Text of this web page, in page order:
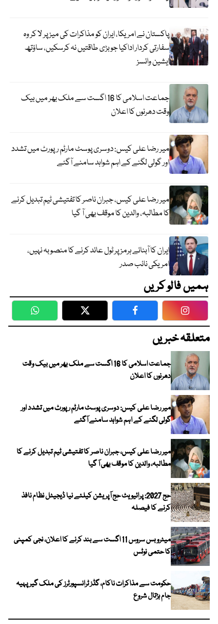
پاکستان نے امریکا، ایران کو مذاکرات کی میز پر لا کر وہ
سفارتی کردار اداکیا جو بڑی طاقتیں نہ کرسکیں، ساؤتھ
ایشین وائسز
جماعت اسلامی کا 16 اگست سے ملک بھر میں بیک
وقت دھرنوں کا اعلان
میر رضا علی کیس: دوسری پوسٹ مارٹم رپورٹ میں تشدد
اور گولی لگنے کے اہم شواہد سامنے آگئے
میر رضا علی کیس، جبران ناصر کا تفتیشی ٹیم تبدیل کرنے
کا مطالبہ، والدین کا موقف بھی آ گیا
ایران کا آبنائے ہرمز پر ٹول عائد کرنے کا منصوبہ نہیں،
امریکی نائب صدر
ہمیں فالو کریں
WhatsApp Twitter Facebook
متعلقہ خبریں
جماعت اسلامی کا 16 اگست سے ملک بھر میں بیک وقت
دھرنوں کا اعلان
میر رضا علی کیس: دوسری پوسٹ مارٹم رپورٹ میں تشدد اور
گولی لگنے کے اہم شواہد سامنے آگئے
میر رضا علی کیس، جبران ناصر کا تفتیشی ٹیم تبدیل کرنے کا
مطالبہ، والدین کا موقف بھی آ گیا
حج 2027: پرائیویٹ حج آپریشن کیلئے نیا ڈیجیٹل نظام نافذ
کرنے کا فیصلہ
میٹرو بس سروس 11 اگست سے بند کرنے کا اعلان، نجی کمپنی
کا حتمی نوٹس
حکومت سے مذاکرات ناکام، گڈز ٹرانسپورٹرز کی ملک گیر پہیہ
جام ہڑتال شروع